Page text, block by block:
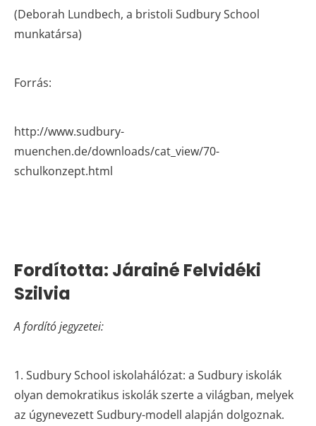
(Deborah Lundbech, a bristoli Sudbury School
munkatársa)
Forrás:
http://www.sudbury-
muenchen.de/downloads/cat_view/70-
schulkonzept.html
Fordította: Járainé Felvidéki
Szilvia
A fordító jegyzetei:
1. Sudbury School iskolahálózat: a Sudbury iskolák
olyan demokratikus iskolák szerte a világban, melyek
az úgynevezett Sudbury-modell alapján dolgoznak.